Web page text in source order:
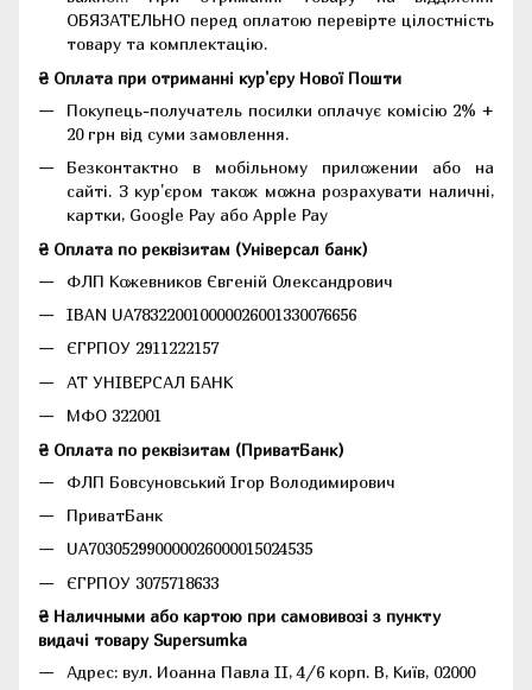
ОБЯЗАТЕЛЬНО перед оплатою перевірте цілостність
товару та комплектацію.
₴ Оплата при отриманні кур'єру Нової Пошти
Покупець-получатель посилки оплачує комісію 2% +
20 грн від суми замовлення.
Безконтактно в мобільному приложении або на
сайті. З кур'єром також можна розрахувати наличні,
картки, Google Pay або Apple Pay
₴ Оплата по реквізитам (Універсал банк)
ФЛП Кожевников Євгеній Олександрович
IBAN UA783220010000026001330076656
ЄГРПОУ 2911222157
АТ УНІВЕРСАЛ БАНК
МФО 322001
₴ Оплата по реквізитам (ПриватБанк)
ФЛП Бовсуновський Ігор Володимирович
ПриватБанк
UA703052990000026000015024535
ЄГРПОУ 3075718633
₴ Наличными або картою при самовивозі з пункту
видачі товару Supersumka
Адрес: вул. Иоанна Павла II, 4/6 корп. В, Київ, 02000